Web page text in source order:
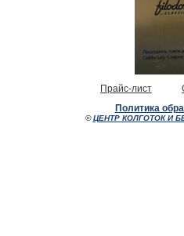
Прайс-лист
Политика
©ЦЕНТР КОЛГОТОК И